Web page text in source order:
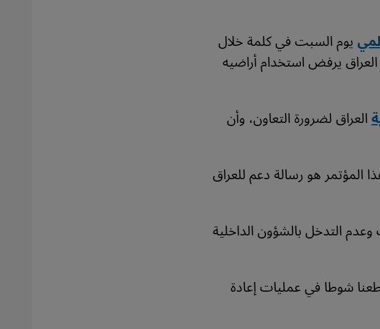
يوم السبت في كلمة خلال
العراق يرفض استخدام أراضيه
العراق لضرورة التعاون، وأن
المؤتمر هو رسالة دعم للعراق
التدخل بالشؤون الداخلية
شوطا في عمليات إعادة